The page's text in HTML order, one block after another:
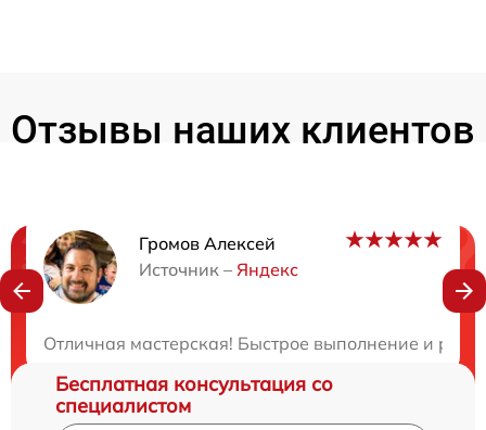
Отзывы наших клиентов
Громов Алексей
Источник – Яндекс
Отличная мастерская! Быстрое выполнение и
Нужна консультация?
Бесплатная консультация со
специалистом